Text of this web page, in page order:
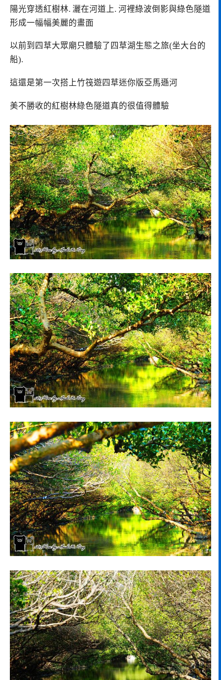
陽光穿透紅樹林. 灑在河道上. 河裡綠波倒影與綠色隧道
形成一幅幅美麗的畫面
以前到四草大眾廟只體驗了四草湖生態之旅(坐大台的
船).
這還是第一次搭上竹筏遊四草迷你版亞馬遜河
美不勝收的紅樹林綠色隧道真的很值得體驗